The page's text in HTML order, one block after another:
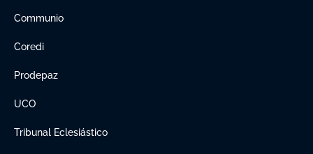
Communio
Coredi
Prodepaz
UCO
Tribunal Eclesiástico